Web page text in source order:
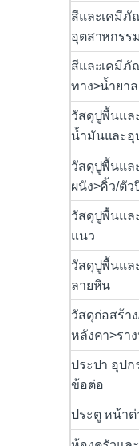
สีและเคมีภั
อุตสาหกรร
สีและเคมีภั
ทาง>น้ำยา
วัสดุปูพื้นแล
น้ำมันและ
วัสดุปูพื้นแล
ผนัง>คิ้ว/ตัว
วัสดุปูพื้นแล
แนว
วัสดุปูพื้นแล
ลายหิน
วัสดุก่อสร้า
หลังคา>รา
ประปา อุปก
ข้อต่อ
ประตู หน้า